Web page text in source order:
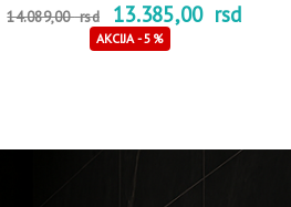
14.089,00rsd 13.385,00 rsd
AKCIJA - 5%